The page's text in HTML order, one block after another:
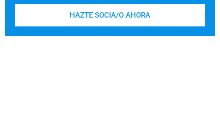
HAZTE SOCIA/O AHORA